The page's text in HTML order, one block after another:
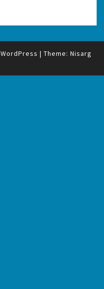
WordPress | Theme: Nisarg